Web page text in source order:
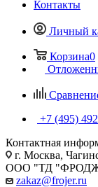
Контакты
Личный
Корзина0
+7 (495)
Контактная
г. Москва,
ООО "ТД
zakaz@frojer.ru